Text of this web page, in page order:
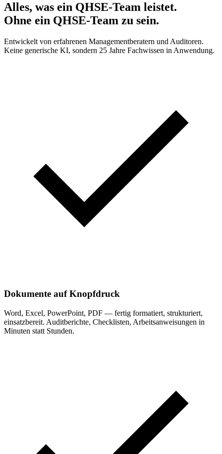
Alles, was ein QHSE-Team leistet.
Ohne ein QHSE-Team zu sein.
Entwickelt von erfahrenen Managementberatern und Auditoren.
Keine generische KI, sondern 25 Jahre Fachwissen in Anwendung.
Dokumente auf Knopfdruck
Word, Excel, PowerPoint, PDF — fertig formatiert, strukturiert,
einsatzbereit. Auditberichte, Checklisten, Arbeitsanweisungen in
Minuten statt Stunden.